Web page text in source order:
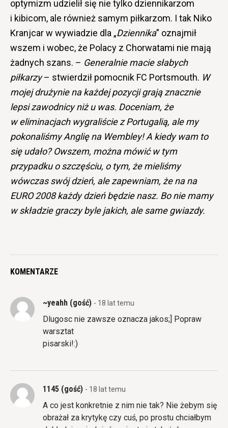
optymizm udzielił się nie tylko dziennikarzom
i kibicom, ale również samym piłkarzom. I tak Niko
Kranjcar w wywiadzie dla „Dziennika” oznajmił
wszem i wobec, że Polacy z Chorwatami nie mają
żadnych szans. – Generalnie macie słabych
piłkarzy– stwierdził pomocnik FC Portsmouth. W
mojej drużynie na każdej pozycji grają znacznie
lepsi zawodnicy niż u was. Doceniam, że
w eliminacjach wygraliście z Portugalią, ale my
pokonaliśmy Anglię na Wembley! A kiedy wam to
się udało? Owszem, można mówić w tym
przypadku o szczęściu, o tym, że mieliśmy
wówczas swój dzień, ale zapewniam, że na na
EURO 2008 każdy dzień będzie nasz. Bo nie mamy
w składzie graczy byle jakich, ale same gwiazdy.
KOMENTARZE
~yeahh (gość) - 18 lat temu
Dlugosc nie zawsze oznacza jakos;] Popraw
warsztat
pisarski!:)
1145 (gość) - 18 lat temu
A co jest konkretnie z nim nie tak? Nie żebym się
obrażał za krytykę czy cuś, po prostu chciałbym